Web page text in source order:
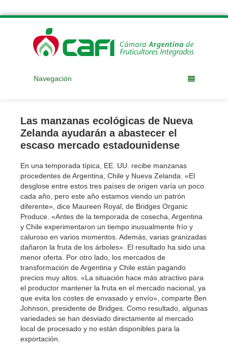
Navegación
Las manzanas ecológicas de Nueva
Zelanda ayudarán a abastecer el
escaso mercado estadounidense
En una temporada típica, EE. UU. recibe manzanas
procedentes de Argentina, Chile y Nueva Zelanda. «El
desglose entre estos tres países de origen varía un poco
cada año, pero este año estamos viendo un patrón
diferente», dice Maureen Royal, de Bridges Organic
Produce. «Antes de la temporada de cosecha, Argentina
y Chile experimentaron un tiempo inusualmente frío y
caluroso en varios momentos. Además, varias granizadas
dañaron la fruta de los árboles». El resultado ha sido una
menor oferta. Por otro lado, los mercados de
transformación de Argentina y Chile están pagando
precios muy altos. «La situación hace más atractivo para
el productor mantener la fruta en el mercado nacional, ya
que evita los costes de envasado y envío», comparte Ben
Johnson, presidente de Bridges. Como resultado, algunas
variedades se han desviado directamente al mercado
local de procesado y no están disponibles para la
exportación.